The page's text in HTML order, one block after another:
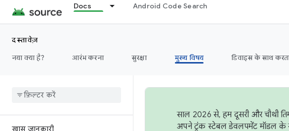
Docs Android Code Search
दस्तावेज़
नया क्या है?
आरंभ करना सुरक्षा मुख्य विषय डिवाइस के साथ
खास जानकारी
साल 2026 से, हम दूसरी और चौथी
अपने ट्रंक स्टेबल डेवलपमेंट मॉडल के